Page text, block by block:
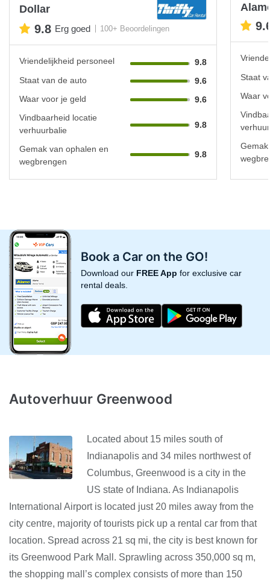
Dollar
9.8 Erg goed 100+ Beoordelingen
Vriendelijkheid personeel
9.8
Staat van de auto
9.6
Waar voor je geld
9.6
Vindbaarheid locatie
verhuurbalie
9.8
Gemak van ophalen en
wegbrengen
9.8
Staat
Waar
Book a Car on the GO!
Download our FREE App for exclusive car
rental deals.
Autoverhuur Greenwood
Located about 15 miles south of
Indianapolis and 34 miles northwest of
Columbus, Greenwood is a city in the
US state of Indiana. As Indianapolis
International Airport is located just 20 miles away from the
city centre, majority of tourists pick up a rental car from that
location. Spread across 21 sq mi, the city is best known for
its Greenwood Park Mall. Sprawling across 350,000 sq m,
the shopping mall’s complex consists of more than 150